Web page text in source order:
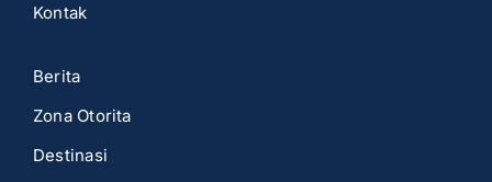
Kontak
Berita
Zona Otorita
Destinasi